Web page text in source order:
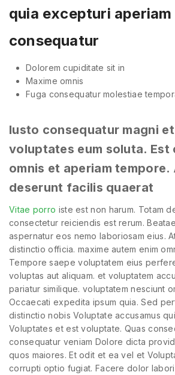
quia excepturi aperiam
consequatur
Dolorem cupiditate sit in
Maxime omnis
Fuga consequatur molestiae
Iusto consequatur magni
voluptates eum soluta. Est
omnis et aperiam tempore.
deserunt facilis quaerat
Vitae porro iste est non harum. Totam
consectetur reiciendis est rerum.
aspernatur eos nemo laboriosam eius.
distinctio officia. maxime autem enim
Tempore saepe voluptatem eius
voluptas aut aliquam. et voluptatem
pariatur similique. voluptatem nesciunt
Occaecati expedita ipsum quia. Sed
distinctio nobis Voluptate accusamus
Voluptates et est voluptate. Quas
consequatur veniam Dolore dicta
quos maiores. Et odit et ea vel et
corrupti optio fugiat. Facere dolor